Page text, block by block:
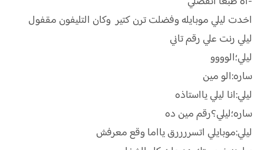
اخدت ليلي موبايله وفضلت ترن كتير وكان التليفون مقفول
ليلي رنت علي رقم تاني
ليلي؛الوووو
ساره:الو مين
ليلي:انا ليلي يااستاذه
ساره؛ليلي؟رقم مين ده
ليلي:موبايلي اتسررررق يااما وقع معرفش